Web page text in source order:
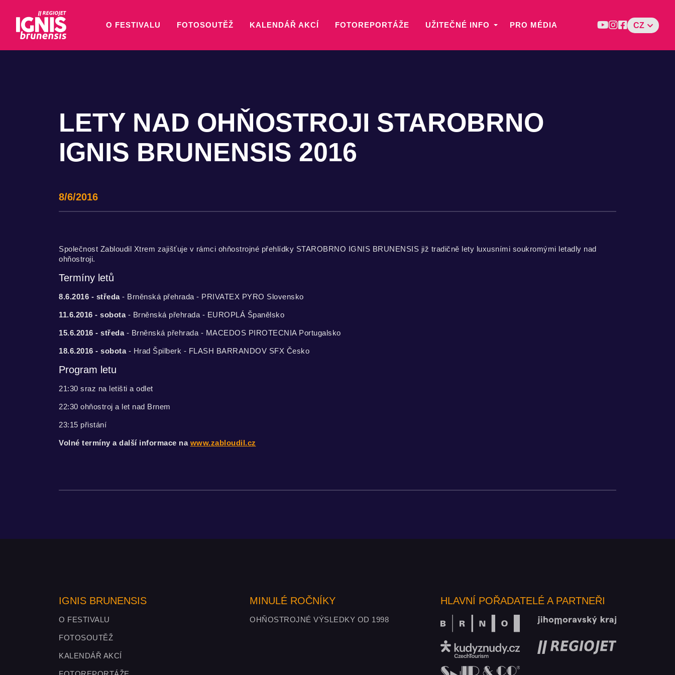
O FESTIVALU FOTOSOUTĚŽ KALENDÁŘ AKCÍ FOTOREPORTÁŽE UŽITEČNÉ INFO PRO MÉDIA CZ
LETY NAD OHŇOSTROJI STAROBRNO
IGNIS BRUNENSIS 2016
8/6/2016
Společnost Zabloudil Xtrem zajišťuje v rámci ohňostrojné přehlídky STAROBRNO IGNIS BRUNENSIS již tradičně lety luxusními soukromými letadly nad
ohňostroji.
Termíny letů
8.6.2016 - středa- Brněnská přehrada - PRIVATEX PYRO Slovensko
11.6.2016 - sobota- Brněnská přehrada - EUROPLÁ Španělsko
15.6.2016 - středa- Brněnská přehrada - MACEDOS PIROTECNIA Portugalsko
18.6.2016 - sobota- Hrad Špilberk - FLASH BARRANDOV SFX Česko
Program letu
21:30 sraz na letišti a odlet
22:30 ohňostroj a let nad Brnem
23:15 přistání
Volné termíny a další informace na www.zabloudil.cz
IGNIS BRUNENSIS
O FESTIVALU
FOTOSOUTĚŽ
KALENDÁŘ AKCÍ
MINULÉ ROČNÍKY
OHŇOSTROJNÉ VÝSLEDKY OD 1998
HLAVNÍ POŘADATELÉ A PARTNEŘI